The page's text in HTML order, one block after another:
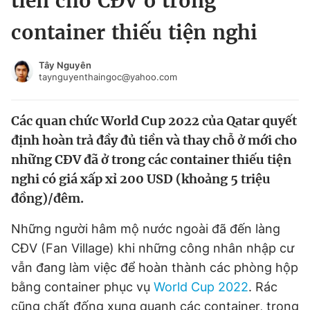
Tin 24h
Video Magazine
Sản phẩm khác
Thông tin tòa soạn Liên hệ quảng cáo
Tin đã xem
Đăng xuất
container thiếu tiện nghi
Tây Nguyên
taynguyenthaingoc@yahoo.com
Các quan chức World Cup 2022 của Qatar quyết
định hoàn trả đầy đủ tiền và thay chỗ ở mới cho
những CĐV đã ở trong các container thiếu tiện
nghi có giá xấp xỉ 200 USD (khoảng 5 triệu
đồng)/đêm.
Những người hâm mộ nước ngoài đã đến làng
CĐV (Fan Village) khi những công nhân nhập cư
vẫn đang làm việc để hoàn thành các phòng hộp
bằng container phục vụ World Cup 2022. Rác
cũng chất đống xung quanh các container, trong